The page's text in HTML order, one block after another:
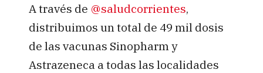
A través de @saludcorrientes,
distribuimos un total de 49 mil dosis
de las vacunas Sinopharm y
Astrazeneca a todas las localidades